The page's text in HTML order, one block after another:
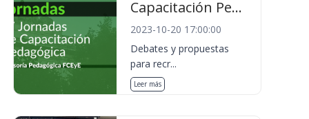
Capacitación Pe...
2023-10-20 17:00:00
Debates y propuestas
para recr...
Leer más